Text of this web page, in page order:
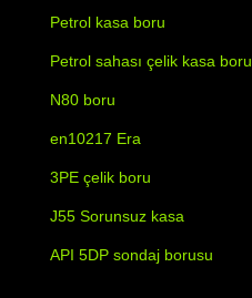
Petrol kasa boru
Petrol sahası çelik kasa boru
N80 boru
en10217 Era
3PE çelik boru
J55 Sorunsuz kasa
API 5DP sondaj borusu